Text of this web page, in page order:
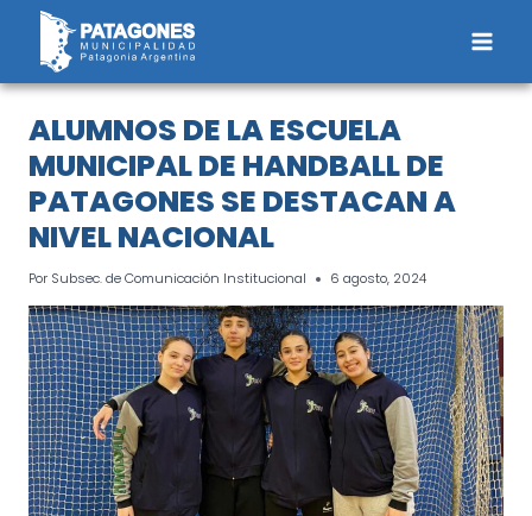
Saltar
contenido
ALUMNOS DE LA ESCUELA
MUNICIPAL DE HANDBALL DE
PATAGONES SE DESTACAN A
NIVEL NACIONAL
Por Subsec. de Comunicación Institucional 6 agosto, 2024